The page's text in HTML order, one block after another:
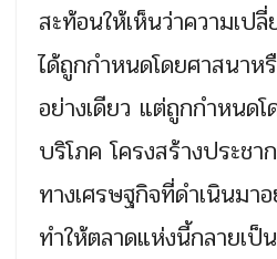
สะท้อนให้เห็นว่าความเป
ได้ถูกกำหนดโดยศาสนา
อย่างเดียว แต่ถูกกำหนด
บริโภค โครงสร้างประช
ทางเศรษฐกิจที่ดำเนินมา
ทำให้ตลาดแห่งนี้กลายเ